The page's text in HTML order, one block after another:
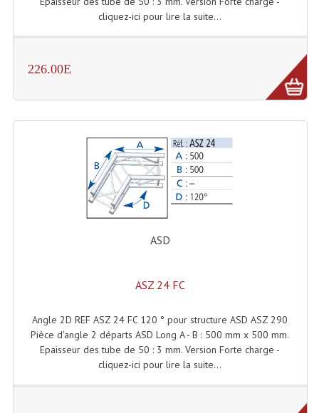
Platines Dvd Pour Dj
Microphones Filaires
Micro Sans Fil HF VHF 200MHZ
Micro Sans Fil HF UHF 800MHZ
Multi-Effets, Reverbes Etc...
Peripheriques Traitements Et Accessoires
Portes Voix Mégaphones
Pupitre Pour Discours
cliquez-ici pour lire la suite...
226.00E
ASD
ASZ 24 FC
Angle 2D REF ASZ 24 FC 120 ° pour structure ASD ASZ 290
Pièce d'angle 2 départs ASD Long A - B : 500 mm x 500 mm.
Epaisseur des tube de 50 : 3 mm. Version Forte charge -
cliquez-ici pour lire la suite...